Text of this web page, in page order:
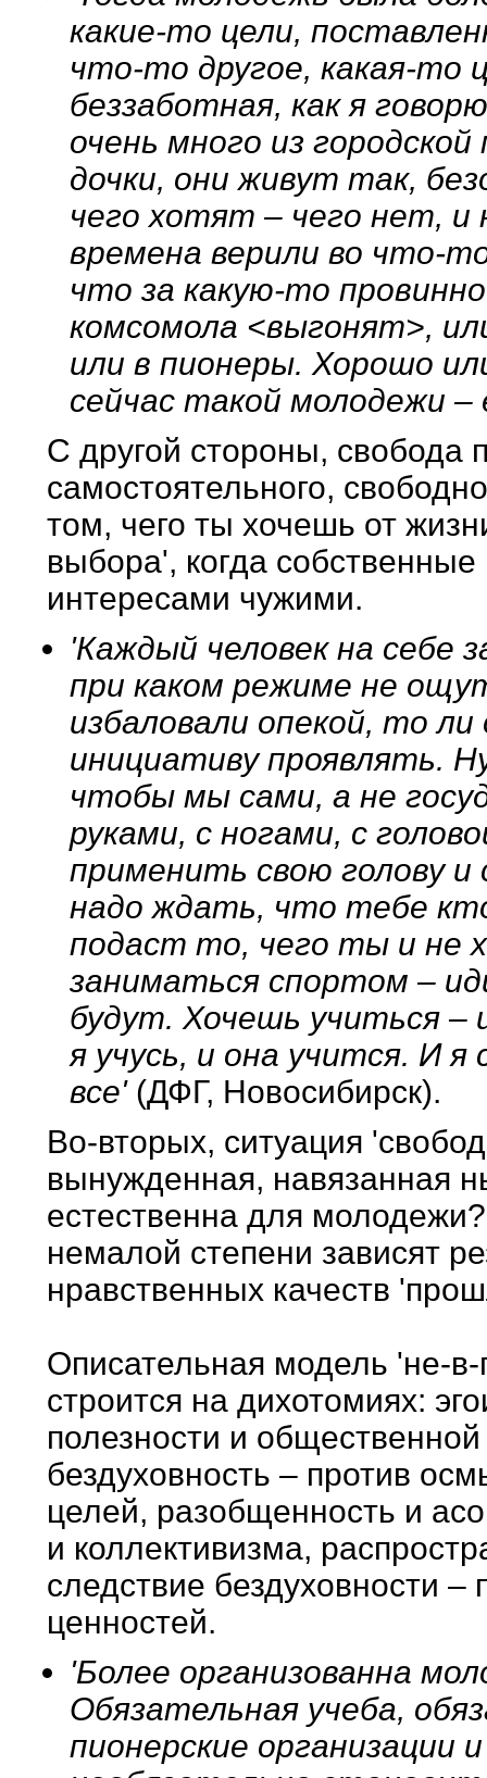
какие-то цели,
что-то другое, какая-то
беззаботная, как я
очень много из
дочки, они живут так,
чего хотят – чего нет, и
времена верили во что-
что за какую-то
комсомола <выгонят>,
или в пионеры. Хорошо
сейчас такой молодежи
С другой стороны, свобода
самостоятельного,
том, чего ты хочешь от
выбора', когда
интересами чужими.
'Каждый человек на себе
при каком режиме не
избаловали опекой, то
инициативу проявлять.
чтобы мы сами, а не
руками, с ногами, с
применить свою голову
надо ждать, что тебе
подаст то, чего ты и не
заниматься спортом –
будут. Хочешь учиться –
я учусь, и она учится. И
все'(ДФГ, Новосибирск).
Во-вторых, ситуация
вынужденная, навязанная
естественна для
немалой степени зависят
нравственных качеств
Описательная модель 'не-
строится на дихотомиях:
полезности и
бездуховность – против
целей, разобщенность и
и коллективизма,
следствие бездуховности
ценностей.
'Более организованна
Обязательная учеба,
пионерские организации